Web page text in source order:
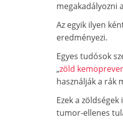
megakadályozni
Az egyik ilyen
eredményezi.
Egyes tudósok
„zöld
használják a rák
Ezek a
tumor-ellenes